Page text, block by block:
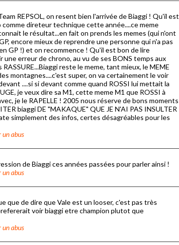
REPSOL, on resent bien l'arrivée de Biaggi ! Qu'il est
direteur technique cette année....ce meme
le résultat...en fait on prends les memes (qui n'ont
encore mieux de reprendre une personne qui n'a pas
GP !) et on recommence ! Qu'il est bon de lire
erreur de chrono, au vu de ses BONS temps aux
reste le meme, tant mieux, le MEME
montagnes....c'est super, on va certainement le voir
....si si devant comme quand ROSSI lui mettait la
je veux dire sa M1, cette meme M1 que ROSSI à
je le RAPELLE ! 2005 nous réserve de bons moments
biaggi DE "MAKAQUE" QUE JE N'AI PAS INSULTER
simplement des infos, certes désagréables pour les
un abus
de Biaggi ces années passées pour parler ainsi !
un abus
que de dire que Vale est un looser, c'est pas très
voir biaggi etre champion plutot que
un abus